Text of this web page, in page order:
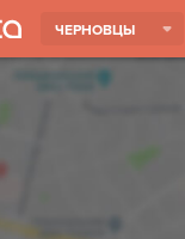
ЧЕРНОВЦЫ